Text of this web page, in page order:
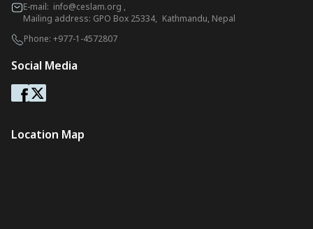
E-mail: info@ceslam.org ,
Mailing address: GPO Box 25334, Kathmandu, Nepal
Phone: +977-1-4572807
Social Media
Location Map